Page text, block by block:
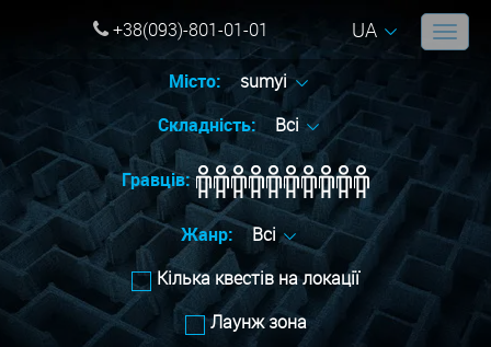
+38(093)-801-01-01 UA
Місто:
sumyi
Складність:
Всі
Гравців:
Жанр:
Всі
Кілька квестів на локації
Лаунж зона